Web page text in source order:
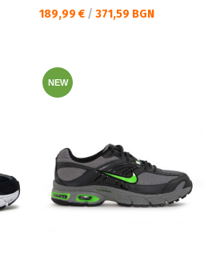
Текуща цена:
189,99 € / 371,59 BGN
NEW